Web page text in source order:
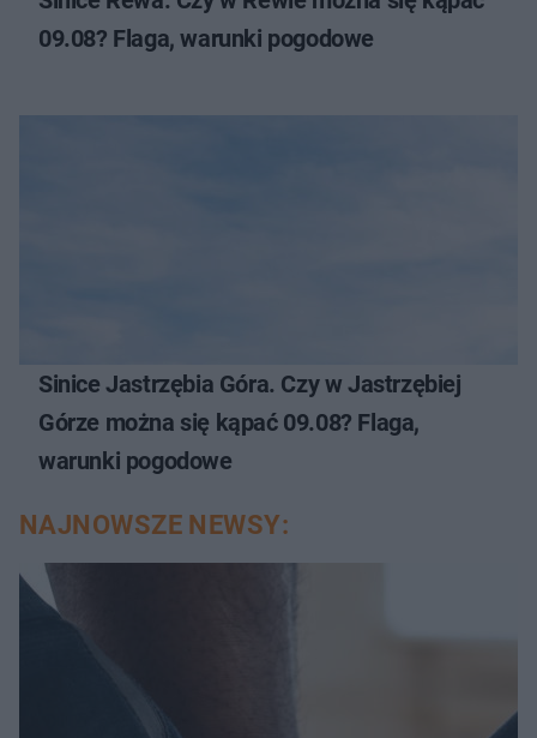
09.08? Flaga, warunki pogodowe
Sinice Jastrzębia Góra. Czy w Jastrzębiej
Górze można się kąpać 09.08? Flaga,
warunki pogodowe
NAJNOWSZE NEWSY: